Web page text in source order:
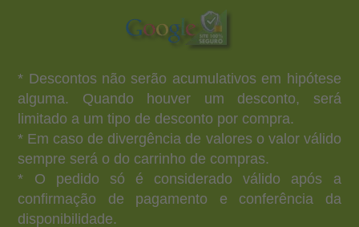
* Descontos não serão acumulativos em hipótese
alguma. Quando houver um desconto, será
limitado a um tipo de desconto por compra.
* Em caso de divergência de valores o valor válido
sempre será o do carrinho de compras.
* O pedido só é considerado válido após a
confirmação de pagamento e conferência da
disponibilidade.